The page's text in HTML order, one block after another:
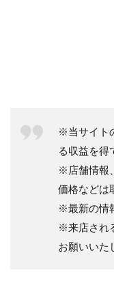
※当サイト
る収益を得
※店舗情報
価格などは
※最新の情
※来店され
お願いいた